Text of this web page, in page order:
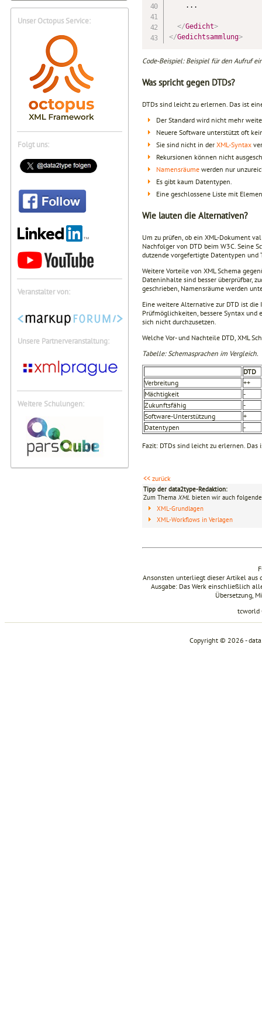
Unser Octopus Service:
Folgt uns:
Veranstalter von:
Unsere Partnerveranstaltung:
Weitere Schulungen:
    ...
</Gedicht>
</Gedichtsammlung>
Code-Beispiel: Beispiel für den Aufruf
Was spricht gegen DTDs?
DTDs sind leicht zu erlernen. Das ist
Der Standard wird nicht mehr
Neuere Software unterstützt oft
Sie sind nicht in der XML-Syntax
Rekursionen können nicht
Namensräume werden nur
Es gibt kaum Datentypen.
Eine geschlossene Liste mit
Wie lauten die Alternativen?
Um zu prüfen, ob ein XML-Dokument
Nachfolger von DTD beim W3C. Seine
dutzende vorgefertigte Datentypen und
Weitere Vorteile von XML Schema
Dateninhalte sind besser überprüfbar,
geschrieben, Namensräume werden
Eine weitere Alternative zur DTD ist die
Prüfmöglichkeiten, bessere Syntax und
sich nicht durchzusetzen.
Welche Vor- und Nachteile DTD, XML
Tabelle: Schemasprachen im Vergleich.
DTD
Verbreitung
++
Mächtigkeit
-
Zukunftsfähig
-
Software-Unterstützung
+
Datentypen
-
Fazit: DTDs sind leicht zu erlernen.
<< zurück
Tipp der data2type-Redaktion:
Zum Thema XML bieten wir auch
XML-Grundlagen
XML-Workflows in Verlagen
Ansonsten unterliegt dieser Artikel aus
Ausgabe: Das Werk einschließlich
Übersetzung,
tcworld
Copyright © 2026 -